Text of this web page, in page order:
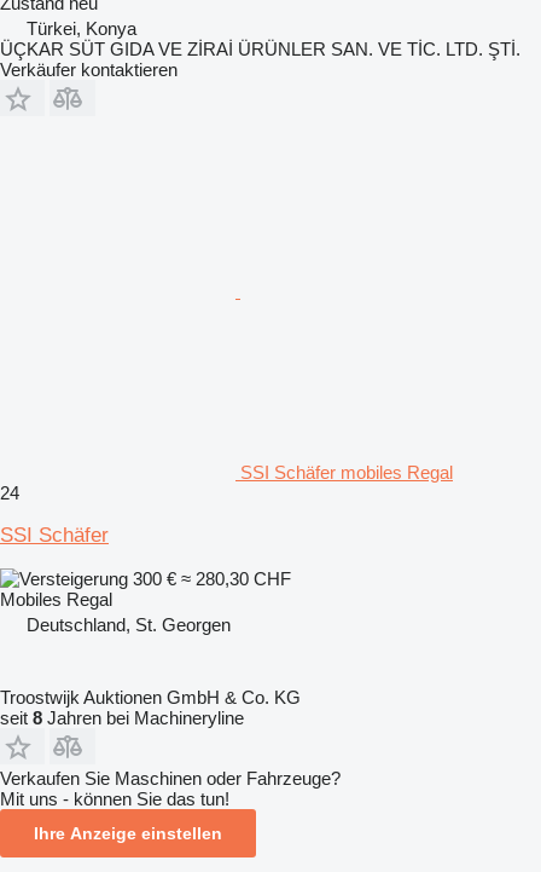
Türkei, Konya
ÜÇKAR SÜT GIDA VE ZİRAİ ÜRÜNLER SAN. VE TİC. LTD. ŞTİ.
Verkäufer kontaktieren
SSI Schäfer mobiles Regal
24
SSI Schäfer
300 € ≈ 280,30 CHF
Mobiles Regal
Deutschland, St. Georgen
Troostwijk Auktionen GmbH & Co. KG
seit 8 Jahren bei Machineryline
Verkaufen Sie Maschinen oder Fahrzeuge?
Mit uns - können Sie das tun!
Ihre Anzeige einstellen